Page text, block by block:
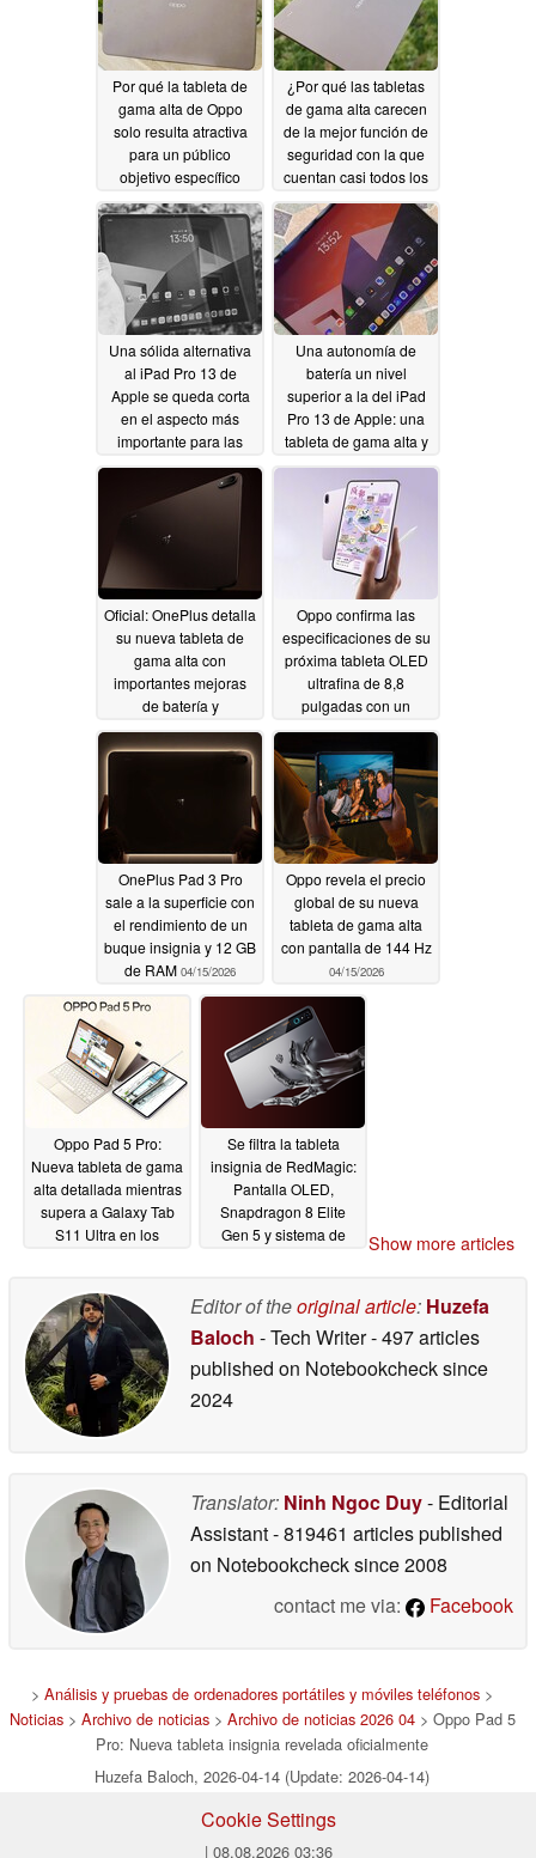
Por qué la tableta de
gama alta de Oppo
solo resulta atractiva
para un público
objetivo específico
07/19/2026
¿Por qué las tabletas
de gama alta carecen
de la mejor función de
seguridad con la que
cuentan casi todos los
teléfonos económicos?
07/19/2026
Una sólida alternativa
al iPad Pro 13 de
Apple se queda corta
en el aspecto más
importante para las
tabletas.07/19/2026
Una autonomía de
batería un nivel
superior a la del iPad
Pro 13 de Apple: una
tableta de gama alta y
una auténtica joya
oculta.07/19/2026
Oficial: OnePlus detalla
su nueva tableta de
gama alta con
importantes mejoras
de batería y
rendimiento04/16/2026
Oppo confirma las
especificaciones de su
próxima tableta OLED
ultrafina de 8,8
pulgadas con un
potente SoC y una
frecuencia de refresco
de 144 Hz04/16/2026
OnePlus Pad 3 Pro
sale a la superficie con
el rendimiento de un
buque insignia y 12 GB
de RAM 04/15/2026
Oppo revela el precio
global de su nueva
tableta de gama alta
con pantalla de 144 Hz
04/15/2026
Oppo Pad 5 Pro:
Nueva tableta de gama
alta detallada mientras
supera a Galaxy Tab
S11 Ultra en los
Se filtra la tableta
insignia de RedMagic:
Pantalla OLED,
Snapdragon 8 Elite
Gen 5 y sistema de
Show more articles
Editor of theoriginal article: Huzefa
Baloch - Tech Writer- 497 articles
published on Notebookchecksince
2024
Translator: Ninh Ngoc Duy- Editorial
Assistant- 819461 articles published
on Notebookchecksince 2008
contact me via:
Facebook
> Análisis y pruebas de ordenadores portátiles y móviles teléfonos >
Noticias> Archivo de noticias> Archivo de noticias 2026 04> Oppo Pad 5
Pro: Nueva tableta insignia revelada oficialmente
Huzefa Baloch, 2026-04-14 (Update: 2026-04-14)
Cookie Settings
| 08.08.2026 03:36